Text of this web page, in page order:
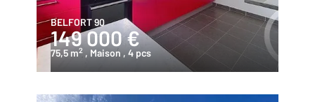
BELFORT 90
149 000 €
75,5 m2 , Maison , 4 pcs